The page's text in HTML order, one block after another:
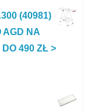
(40981)
AGD NA
490 ZŁ >